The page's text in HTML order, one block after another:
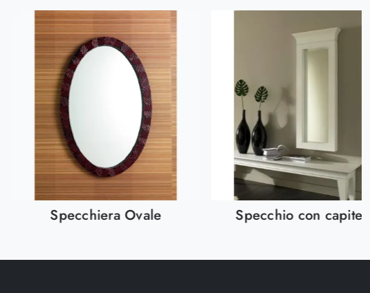
Specchiera Ovale Specchio con